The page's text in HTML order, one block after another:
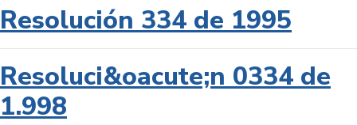
Resolución 334 de 1995
Resoluci&oacute;n 0334 de
1.998